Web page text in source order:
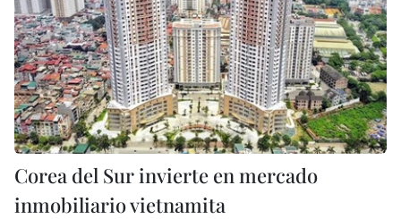
Corea del Sur invierte en mercado
inmobiliario vietnamita